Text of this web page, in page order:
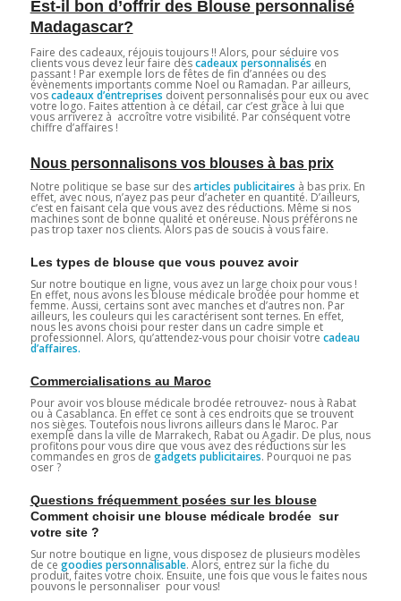
Est-il bon d’offrir des Blouse personnalisé
Madagascar?
Faire des cadeaux, réjouis toujours !! Alors, pour séduire vos
clients vous devez leur faire descadeaux personnalisés en
passant ! Par exemple lors de fêtes de fin d’années ou des
évènements importants comme Noel ou Ramadan. Par ailleurs,
voscadeaux d’entreprises doivent personnalisés pour eux ou avec
votre logo. Faites attention à ce détail, car c’est grâce à lui que
vous arriverez à accroître votre visibilité. Par conséquent votre
chiffre d’affaires !
Nous personnalisons vos blouses à bas prix
Notre politique se base sur desarticles publicitaires à bas prix. En
effet, avec nous, n’ayez pas peur d’acheter en quantité. D’ailleurs,
c’est en faisant cela que vous avez des réductions. Même si nos
machines sont de bonne qualité et onéreuse. Nous préférons ne
pas trop taxer nos clients. Alors pas de soucis à vous faire.
Les types de blouse que vous pouvez avoir
Sur notre boutique en ligne, vous avez un large choix pour vous !
En effet, nous avons les blouse médicale brodée pour homme et
femme. Aussi, certains sont avec manches et d’autres non. Par
ailleurs, les couleurs qui les caractérisent sont ternes. En effet,
nous les avons choisi pour rester dans un cadre simple et
professionnel. Alors, qu’attendez-vous pour choisir votre cadeau
d’affaires.
Commercialisations au Maroc
Pour avoir vos blouse médicale brodée retrouvez- nous à Rabat
ou à Casablanca. En effet ce sont à ces endroits que se trouvent
nos sièges. Toutefois nous livrons ailleurs dans le Maroc. Par
exemple dans la ville de Marrakech, Rabat ou Agadir. De plus, nous
profitons pour vous dire que vous avez des réductions sur les
commandes en gros de gadgets publicitaires. Pourquoi ne pas
oser ?
Questions fréquemment posées sur les blouse
Comment choisir une blouse médicale brodée sur
votre site ?
Sur notre boutique en ligne, vous disposez de plusieurs modèles
de ce goodies personnalisable. Alors, entrez sur la fiche du
produit, faites votre choix. Ensuite, une fois que vous le faites nous
pouvons le personnaliser pour vous!